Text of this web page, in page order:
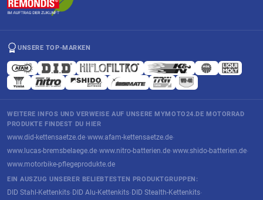
UNSERE TOP-MARKEN
WEITERE INFOS UND VERWEISE AUF UNSERE MYMOTO24.DE MOTORRAD
PRODUKTE FINDEST DU HIER
www.did-kettensaetze.de·www.afam-kettensaetze.de·
www.lucas-bremsbelaege.de·www.nitro-batterien.de·www.shido-batterien.de·
www.motorbike-pflegeprodukte.de
EIN AUSZUG UNSERER BELIEBTESTEN PRODUKTGRUPPEN:
DID Stahl-Kettenkits· DID Alu-Kettenkits· DID Stealth-Kettenkits·